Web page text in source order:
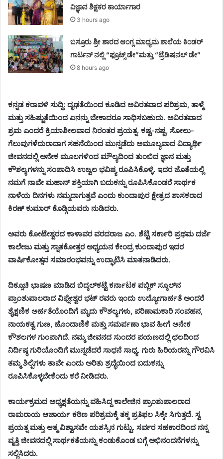
ವಿಜ್ಞಾನ ಶಿಕ್ಷಕರ ಕಾರ್ಯಾಗಾರ
3 hours ago
ಬಸ್ರೂರು ಶ್ರೀ ಶಾರದ ಆಂಗ್ಲ ಮಾಧ್ಯಮ ಶಾಲೆಯ ಕಿಂಡರ್
ಗಾರ್ಟನ್ ನಲ್ಲಿ “ಫ್ರೂಟ್ಸ್ ಡೇ”ಮತ್ತು “ಟ್ರೆಡಿಷನಲ್ ಡೇ”
8 hours ago
ಕನ್ನಡ ಕರಾವಳಿ ಸುದ್ದಿ: ದೃಢತೆಯಿಂದ ಕೂಡಿದ ಅವಿರತವಾದ ಪರಿಶ್ರಮ, ತಾಳ್ಮೆ
ಮತ್ತು ಸಹಿಷ್ಣುತೆಯಿಂದ ಏನನ್ನು ಬೇಕಾದರೂ ಸಾಧಿಸಬಹುದು. ಅವಿರತವಾದ
ಶ್ರಮ ಎಂದರೆ ಕ್ರಿಯಾಶೀಲವಾದ ನಿರಂತರ ಪ್ರಯತ್ನ. ಕಷ್ಟ-ನಷ್ಟ, ಸೋಲು-
ಗೆಲುವುಗಳೆದುರಾದಾಗ ಸಹನೆಯಿಂದ ಮುನ್ನಡೆದು ಅಮೂಲ್ಯವಾದ ವಿದ್ಯಾರ್ಥಿ
ಜೀವನದಲ್ಲಿ ಅನೇಕ ಮೂಲಗಳಿಂದ ಮೌಲ್ಯದಿಂದ ತುಂಬಿದ ಜ್ಞಾನ ಮತ್ತು
ಕೌಶಲ್ಯಗಳನ್ನು ಸಂಪಾದಿಸಿ ಉಜ್ವಲ ಭವಿಷ್ಯ ರೂಪಿಸಿಕೊಳ್ಳಿ. ಇದರ ಜೊತೆಯಲ್ಲಿ
ನಮಗೆ ನಾವೇ ಮಹಾನ್ ಶಕ್ತಿಯಾಗಿ ಬದುಕನ್ನು ರೂಪಿಸಿಕೊಂಡರೆ ಸಾರ್ಥಕ
ನಾಳೆಯ ದಿನಗಳು ನಮ್ಮದಾಗುತ್ತವೆ ಎಂದು ಕುಂದಾಪುರ ಕ್ಷೇತ್ರದ ಶಾಸಕರಾದ
ಕಿರಣ್ ಕುಮಾರ್ ಕೊಡ್ಗಿಯವರು ನುಡಿದರು.
ಅವರು ಕೋಟೇಶ್ವರದ ಕಾಳಾವರ ವರದರಾಜ ಎಂ. ಶೆಟ್ಟಿ ಸರ್ಕಾರಿ ಪ್ರಥಮ ದರ್ಜೆ
ಕಾಲೇಜು ಮತ್ತು ಸ್ನಾತಕೋತ್ತರ ಅಧ್ಯಯನ ಕೇಂದ್ರ ಕುಂದಾಪುರ ಇದರ
ವಾರ್ಷಿಕೋತ್ಸವ ಸಮಾರಂಭವನ್ನು ಉದ್ಘಾಟಿಸಿ ಮಾತನಾಡಿದರು.
ದಿಕ್ಸೂಚಿ ಭಾಷಣ ಮಾಡಿದ ಬಿದ್ಕಲ್‌ಕಟ್ಟೆ ಕರ್ನಾಟಕ ಪಬ್ಲಿಕ್ ಸ್ಕೂಲ್‌ನ
ಪ್ರಾಂಶುಪಾಲರಾದ ವಿಘ್ನೇಶ್ವರ ಭಟ್ ರವರು ಇಂದು ಉದ್ಯೋಗಾರ್ಹತೆ ಅಂದರೆ
ಶೈಕ್ಷಣಿಕ ಅರ್ಹತೆಯೊಂದಿಗೆ ಮೃದು ಕೌಶಲ್ಯಗಳು, ಪರಿಣಾಮಕಾರಿ ಸಂವಹನ,
ನಾಯಕತ್ವ ಗುಣ, ಹೊಂದಾಣಿಕೆ ಮತ್ತು ಸಮರ್ಪಣಾ ಭಾವ ಹೀಗೆ ಅನೇಕ
ಕೌಶಲಗಳ ಗುಂಪಾಗಿದೆ. ನಮ್ಮ ಜೀವನದ ಸುಂದರ ಪಯಣದಲ್ಲಿ ಛಲದಿಂದ
ನಿರ್ದಿಷ್ಠ ಗುರಿಯೊಂದಿಗೆ ಮುನ್ನಡೆದರೆ ಸಾಧನೆ ಸಾಧ್ಯ. ಗುರು ಹಿರಿಯರನ್ನು ಗೌರವಿಸಿ
ತಮ್ಮ ಶಿಲ್ಪಿಗಳು ತಾವೇ ಎಂದು ಅರಿತು ಶ್ರದ್ಧೆಯಿಂದ ಬದುಕನ್ನು
ರೂಪಿಸಿಕೊಳ್ಳಬೇಕೆಂದು ಕರೆ ನೀಡಿದರು.
ಕಾರ್ಯಕ್ರಮದ ಅಧ್ಯಕ್ಷತೆಯನ್ನು ವಹಿಸಿದ್ದ ಕಾಲೇಜಿನ ಪ್ರಾಂಶುಪಾಲರಾದ
ರಾಮರಾಯ ಆಚಾರ್ಯ ಕಠಿಣ ಪರಿಶ್ರಮಕ್ಕೆ ತಕ್ಕ ಪ್ರತಿಫಲ ಸಿಕ್ಕೇ ಸಿಗುತ್ತದೆ. ಸ್ವ
ಪ್ರಯತ್ನ ಮತ್ತು ಆತ್ಮ ವಿಶ್ವಾಸವೇ ಯಶಸ್ಸಿನ ಗುಟ್ಟು. ಸರ್ವರ ಸಹಕಾರದಿಂದ ನನ್ನ
ವೃತ್ತಿ ಜೀವನದಲ್ಲಿ ಸಾರ್ಥಕತೆಯನ್ನು ಕಂಡುಕೊಂಡ ಬಗ್ಗೆ ಅಭಿನಂದನೆಗಳನ್ನು
ಸಲ್ಲಿಸಿದರು.